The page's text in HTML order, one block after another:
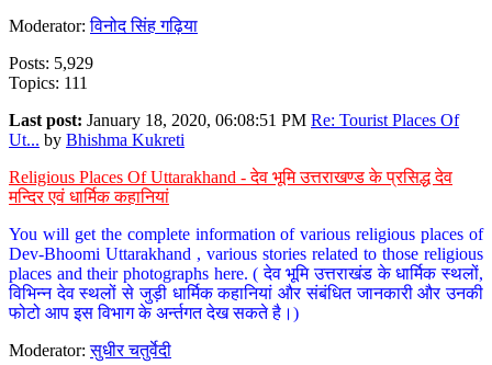
Moderator:विनोद सिंह गढ़िया
Posts: 5,929
Topics: 111
Last post: January 18, 2020, 06:08:51 PM Re: Tourist Places Of
Ut... by Bhishma Kukreti
Religious Places Of Uttarakhand - देव भूमि उत्तराखण्ड के प्रसिद्ध देव
मन्दिर एवं धार्मिक कहानियां
You will get the complete information of various religious places of
Dev-Bhoomi Uttarakhand , various stories related to those religious
places and their photographs here. ( देव भूमि उत्तराखंड के धार्मिक स्थलों,
विभिन्न देव स्थलों से जुड़ी धार्मिक कहानियां और संबंधित जानकारी और उनकी
फोटो आप इस विभाग के अर्न्तगत देख सकते है।)
Moderator:सुधीर चतुर्वेदी